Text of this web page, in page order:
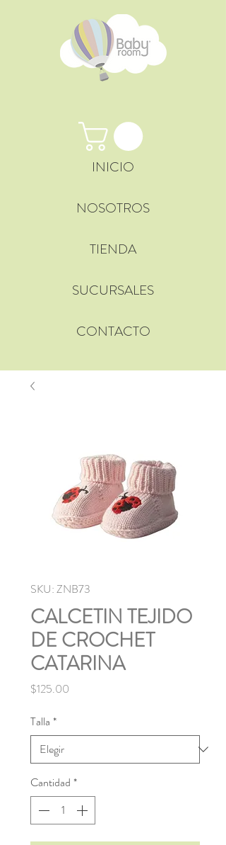
INICIO
NOSOTROS
TIENDA
SUCURSALES
CONTACTO
SKU: ZNB73
CALCETIN TEJIDO
DE CROCHET
CATARINA
$125.00
Talla *
Cantidad *